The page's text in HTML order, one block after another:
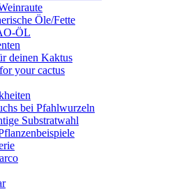
Öle/Fette
ÖL
deinen Kaktus
your cactus
bei Pfahlwurzeln
Substratwahl